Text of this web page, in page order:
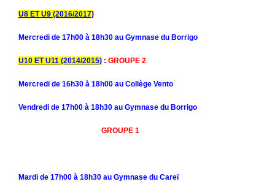
U8 ET U9 (2016/2017)
Mercredi de 17h00 à 18h30 au Gymnase du Borrigo
U10 ET U11 (2014/2015) : GROUPE 2
Mercredi de 16h30 à 18h00 au Collège Vento
Vendredi de 17h00 à 18h30 au Gymnase du Borrigo
GROUPE 1
Mardi de 17h00 à 18h30 au Gymnase du Careï